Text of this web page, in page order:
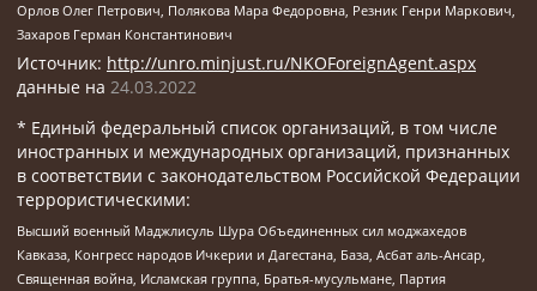
Орлов Олег Петрович, Полякова Мара Федоровна, Резник Генри Маркович,
Захаров Герман Константинович
Источник: http://unro.minjust.ru/NKOForeignAgent.aspx
данные на 24.03.2022
* Единый федеральный список организаций, в том числе
иностранных и международных организаций, признанных
в соответствии с законодательством Российской Федерации
террористическими:
Высший военный Маджлисуль Шура Объединенных сил моджахедов
Кавказа, Конгресс народов Ичкерии и Дагестана, База, Асбат аль-Ансар,
Священная война, Исламская группа, Братья-мусульмане, Партия